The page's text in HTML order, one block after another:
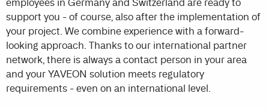
employees in Germany and Switzerland are ready to
support you - of course, also after the implementation of
your project. We combine experience with a forward-
looking approach. Thanks to our international partner
network, there is always a contact person in your area
and your YAVEON solution meets regulatory
requirements - even on an international level.